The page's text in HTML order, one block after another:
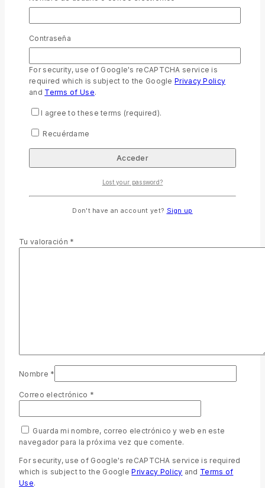
The Nueva Traducción Viviente is a clear and accurate
Spanish translation of the Bible. It’s easy to understand, and it
meaningful reading.
Peso
0.793786 kg
Sé el primero en valorar “Biblia ultrafina NTV, letra grande con
Tu valoración *
Nombre *
Correo electrónico *
Guarda mi nombre, correo electrónico y web en este
navegador para la próxima vez que comente.
For security, use of Google's reCAPTCHA service is required
which is subject to the GooglePrivacy Policy and Terms of
Use.
Contraseña
For security, use of Google's reCAPTCHA service is
required which is subject to the GooglePrivacy Policy
and Terms of Use.
I agree to these terms (required).
Recuérdame
Lost your password?
Don't have an account yet? Sign up